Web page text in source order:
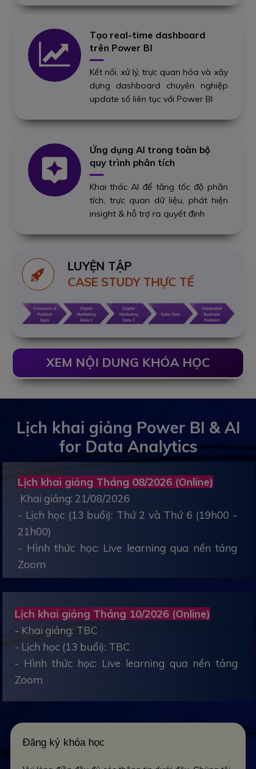
Tạo real-time dashboard
trên Power BI
Kết nối, xử lý, trực quan hóa và xây
dựng dashboard chuyên nghiệp
update số liên tục với Power BI
Ứng dụng AI trong toàn bộ
quy trình phân tích
Khai thác AI để tăng tốc độ phân
tích, trực quan dữ liệu, phát hiện
insight & hỗ trợ ra quyết định
XEM NỘI DUNG KHÓA HỌC
LUYỆN TẬP
CASE STUDY THỰC TẾ
Lịch khai giảng Power BI & AI
for Data Analytics
Đăng ký khóa học
Lịch khai giảng Tháng 08/2026 (Online)
Khai giảng: 21/08/2026
- Lịch học (13 buổi): Thứ 2 và Thứ 6 (19h00 -
21h00)
- Hình thức học: Live learning qua nền tảng
Zoom
Lịch khai giảng Tháng 10/2026 (Online)
- Khai giảng: TBC
- Lịch học (13 buổi): TBC
- Hình thức học: Live learning qua nền tảng
Zoom